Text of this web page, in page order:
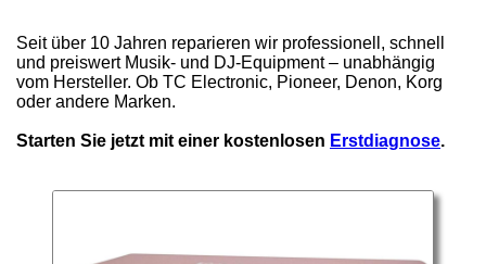
Seit über 10 Jahren reparieren wir professionell, schnell
und preiswert Musik- und DJ-Equipment – unabhängig
vom Hersteller. Ob TC Electronic, Pioneer, Denon, Korg
oder andere Marken.
Starten Sie jetzt mit einer kostenlosen Erstdiagnose.